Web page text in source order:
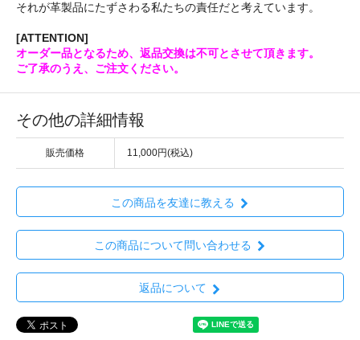
それが革製品にたずさわる私たちの責任だと考えています。
[ATTENTION]
オーダー品となるため、返品交換は不可とさせて頂きます。
ご了承のうえ、ご注文ください。
その他の詳細情報
販売価格 11,000円(税込)
この商品を友達に教える
この商品について問い合わせる
返品について